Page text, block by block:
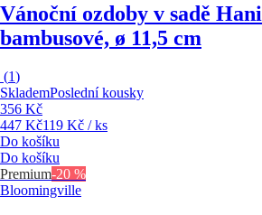
Vánoční ozdoby v sadě Hani
bambusové, ø 11,5 cm
(1)
SklademPoslední kousky
356 Kč
447 Kč119 Kč / ks
Do košíku
Do košíku
Premium-20 %
Bloomingville